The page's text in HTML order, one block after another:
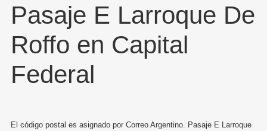
Pasaje E Larroque De
Roffo en Capital
Federal
El código postal es asignado por Correo Argentino. Pasaje E Larroque